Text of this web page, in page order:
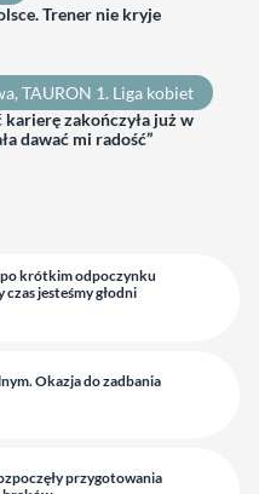
Trener nie kryje
, TAURON 1. Liga kobiet
zakończyła już w
dawać mi radość”
po krótkim odpoczynku
jesteśmy głodni
Okazja do zadbania
przygotowania